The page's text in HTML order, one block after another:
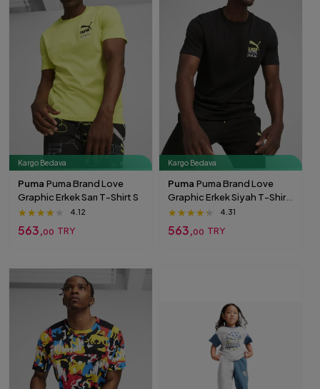
Kargo Bedava
Puma Puma Brand Love
Graphic Erkek Sarı T-Shirt S
★★★★★
★★★★★
★★★★★ 4.12
563,00 TRY
Kargo Bedava
Puma Puma Brand Love
Graphic Erkek Siyah T-Shirt
S
★★★★★
★★★★★
★★★★★ 4.31
563,00 TRY